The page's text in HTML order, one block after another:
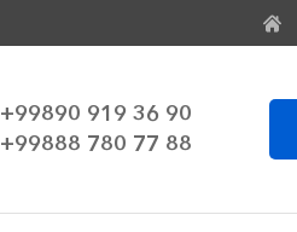
+99890 919 36 90
+99888 780 77 88